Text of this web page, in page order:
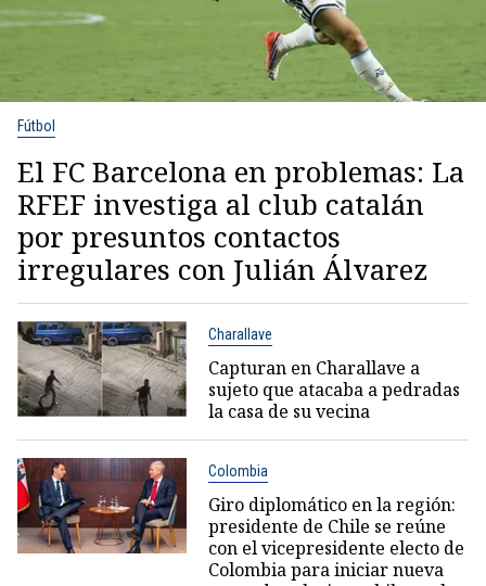
Fútbol
El FC Barcelona en problemas: La
RFEF investiga al club catalán
por presuntos contactos
irregulares con Julián Álvarez
Charallave
Capturan en Charallave a
sujeto que atacaba a pedradas
la casa de su vecina
Colombia
Giro diplomático en la región:
presidente de Chile se reúne
con el vicepresidente electo de
Colombia para iniciar nueva